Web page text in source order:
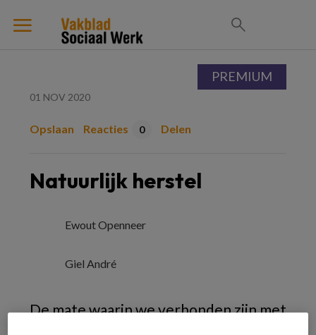
01 NOV 2020
Opslaan Reacties 0 Delen
Natuurlijk herstel
Ewout Openneer
Giel André
De mate waarin we verbonden zijn met
PREMIUM